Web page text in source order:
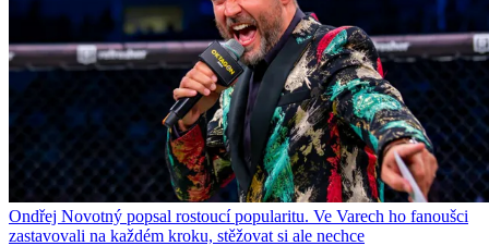
Ondřej Novotný popsal rostoucí popularitu. Ve Varech ho fanoušci
zastavovali na každém kroku, stěžovat si ale nechce